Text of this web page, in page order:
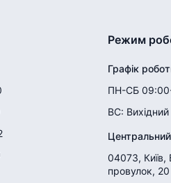
Режим
Графік
ПН-СБ
ВС: Вихідний
04073, Київ,
провулок, 20